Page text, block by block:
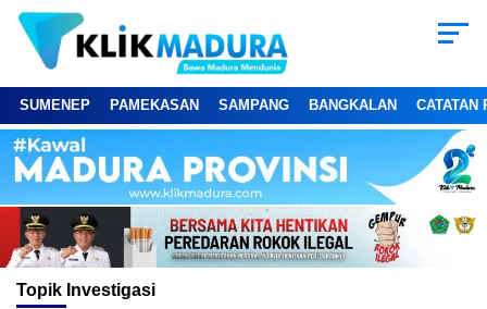
SUMENEP PAMEKASAN SAMPANG BANGKALAN CATATAN
Topik Investigasi